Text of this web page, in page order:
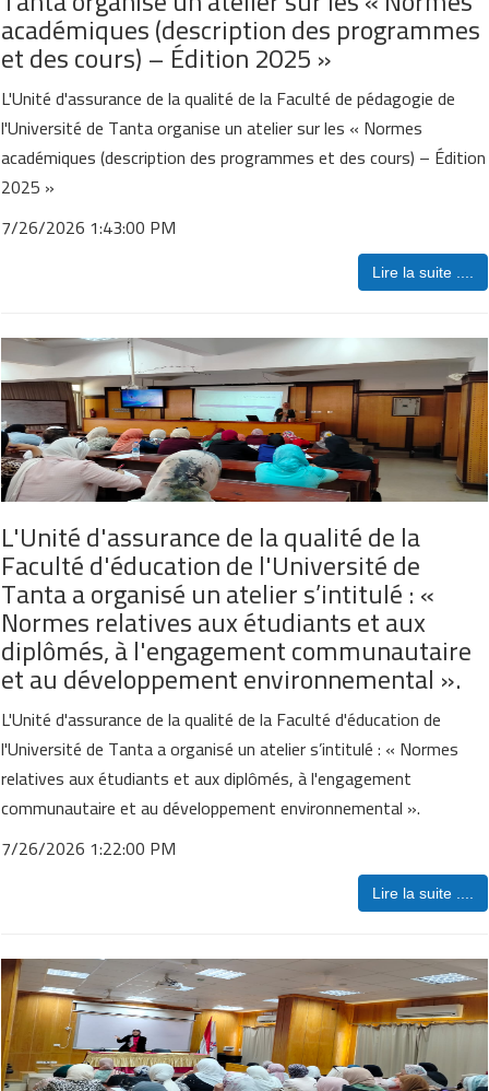
académiques (description des programmes
et des cours) – Édition 2025 »
L'Unité d'assurance de la qualité de la Faculté de pédagogie de
l'Université de Tanta organise un atelier sur les « Normes
académiques (description des programmes et des cours) – Édition
2025 »
7/26/2026 1:43:00 PM
Lire la suite ....
L'Unité d'assurance de la qualité de la
Faculté d'éducation de l'Université de
Tanta a organisé un atelier s’intitulé : «
Normes relatives aux étudiants et aux
diplômés, à l'engagement communautaire
et au développement environnemental ».
L'Unité d'assurance de la qualité de la Faculté d'éducation de
l'Université de Tanta a organisé un atelier s’intitulé : « Normes
relatives aux étudiants et aux diplômés, à l'engagement
communautaire et au développement environnemental ».
7/26/2026 1:22:00 PM
Lire la suite ....